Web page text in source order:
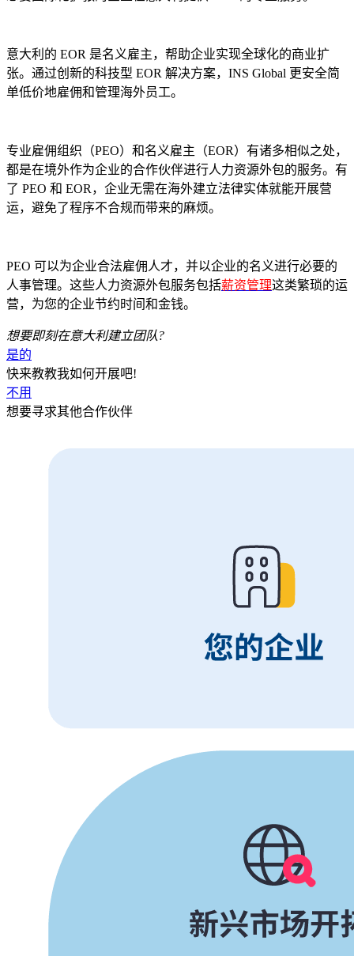
意大利的 EOR 是名义雇主，帮助企业实现全球化的商业扩
张。通过创新的科技型 EOR 解决方案，INS Global 更安全简
单低价地雇佣和管理海外员工。
专业雇佣组织（PEO）和名义雇主（EOR）有诸多相似之处，
都是在境外作为企业的合作伙伴进行人力资源外包的服务。有
了 PEO 和 EOR，企业无需在海外建立法律实体就能开展营
运，避免了程序不合规而带来的麻烦。
PEO 可以为企业合法雇佣人才，并以企业的名义进行必要的
人事管理。这些人力资源外包服务包括薪资管理这类繁琐的运
营，为您的企业节约时间和金钱。
想要即刻在意大利建立团队?
是的
快来教教我如何开展吧!
不用
想要寻求其他合作伙伴